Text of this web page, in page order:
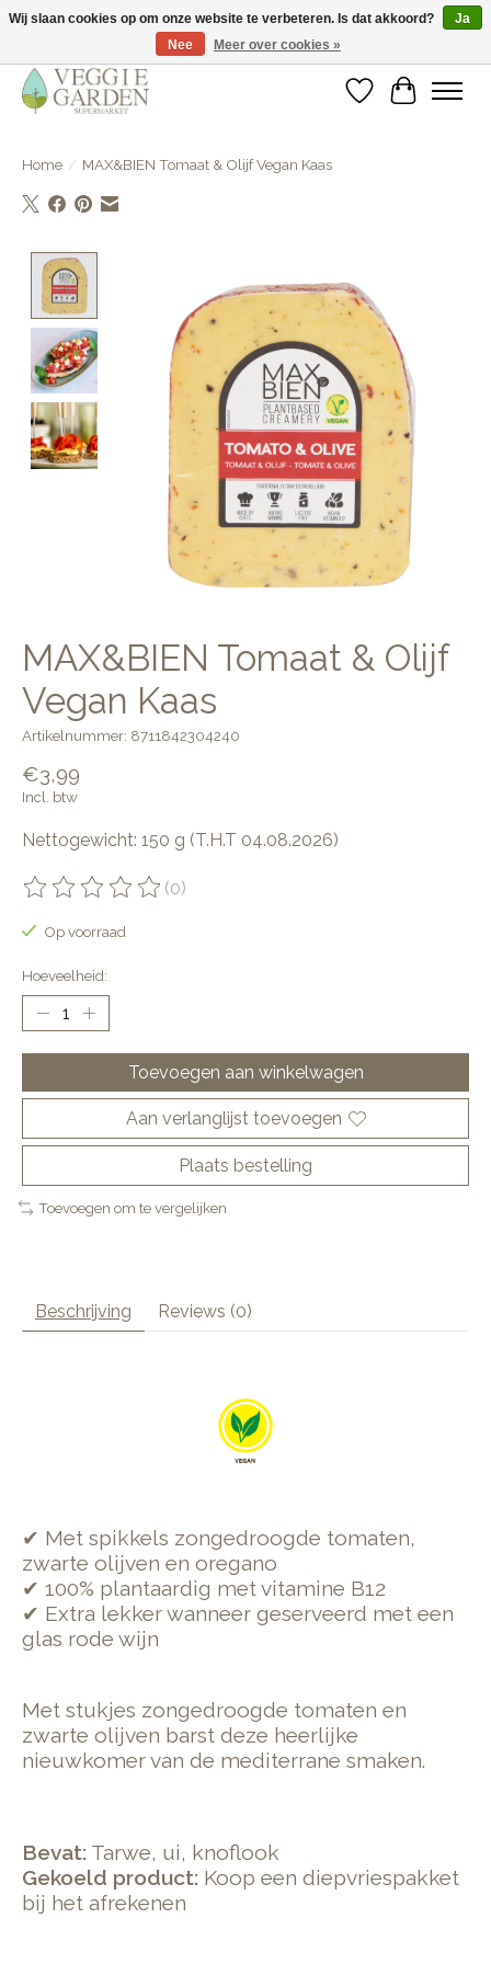
vegan & veggie products | free store pick-up
Verlanglijst
Home / MAX&BIEN Tomaat & Olijf Vegan Kaas
MAX&BIEN Tomaat & Olijf
Vegan Kaas
Artikelnummer: 8711842304240
€3,99
Incl. btw
Nettogewicht: 150 g (T.H.T 04.08.2026)
De beoordeling van dit product is
(0)
Op voorraad
Hoeveelheid:
Toevoegen aan winkelwagen
Aan verlanglijst toevoegen
Plaats bestelling
Toevoegen om te vergelijken
Beschrijving Reviews (0)
✔ Met spikkels zongedroogde tomaten,
zwarte olijven en oregano
✔ 100% plantaardig met vitamine B12
✔ Extra lekker wanneer geserveerd met een
glas rode wijn
Met stukjes zongedroogde tomaten en
zwarte olijven barst deze heerlijke
nieuwkomer van de mediterrane smaken.
Bevat: Tarwe, ui, knoflook
Gekoeld product: Koop een diepvriespakket
bij het afrekenen
Wij slaan cookies op om onze website te verbeteren. Is dat akkoord?
Ja
Nee
Meer over cookies »